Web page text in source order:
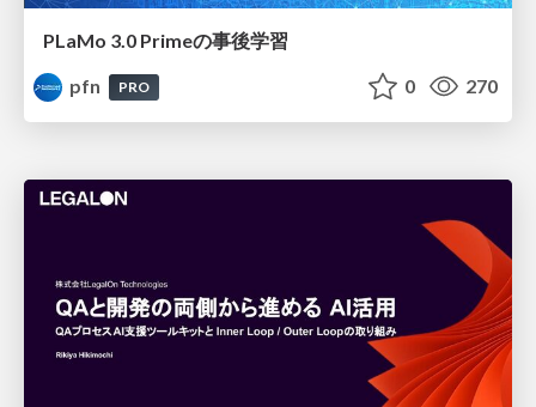
PLaMo 3.0 Primeの事後学習
pfn
PRO 0 270